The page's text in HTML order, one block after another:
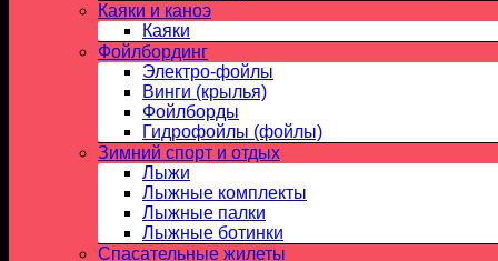
Каяки и каноэ
Каяки
Фойлбординг
Электро-фойлы
Винги (крылья)
Фойлборды
Гидрофойлы (фойлы)
Зимний спорт и отдых
Лыжи
Лыжные комплекты
Лыжные палки
Лыжные ботинки
Спасательные жилеты